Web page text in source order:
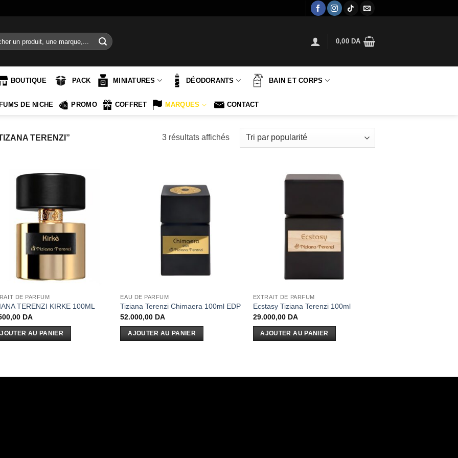
0,00 DA
BOUTIQUE PACK MINIATURES DÉODORANTS BAIN ET CORPS
DE NICHE PROMO COFFRET MARQUES CONTACT
TERENZI” 3 résultats affichésTrié
par
DE PARFUM
TERENZI KIRKE 100ML
DA
AU PANIER
EAU DE PARFUM
Tiziana Terenzi Chimaera 100ml EDP
52.000,00 DA
AJOUTER AU PANIER
EXTRAIT DE PARFUM
Ecstasy Tiziana Terenzi 100ml
29.000,00 DA
AJOUTER AU PANIER